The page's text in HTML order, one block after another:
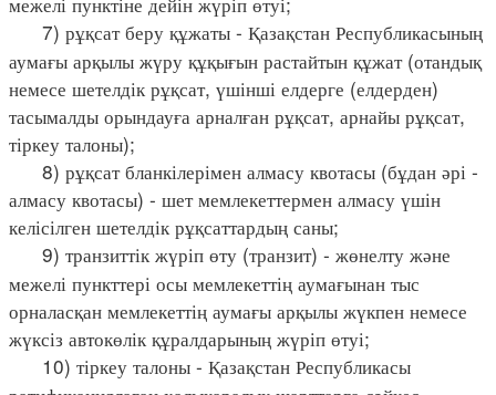
7) рұқсат беру құжаты - Қазақстан Республикасының
аумағы арқылы жүру құқығын растайтын құжат (отандық
немесе шетелдік рұқсат, үшінші елдерге (елдерден)
тасымалды орындауға арналған рұқсат, арнайы рұқсат,
тіркеу талоны);
8) рұқсат бланкілерімен алмасу квотасы (бұдан әрі -
алмасу квотасы) - шет мемлекеттермен алмасу үшін
келісілген шетелдік рұқсаттардың саны;
9) транзиттік жүріп өту (транзит) - жөнелту және
межелі пункттері осы мемлекеттің аумағынан тыс
орналасқан мемлекеттің аумағы арқылы жүкпен немесе
жүксіз автокөлік құралдарының жүріп өтуі;
10) тіркеу талоны - Қазақстан Республикасы